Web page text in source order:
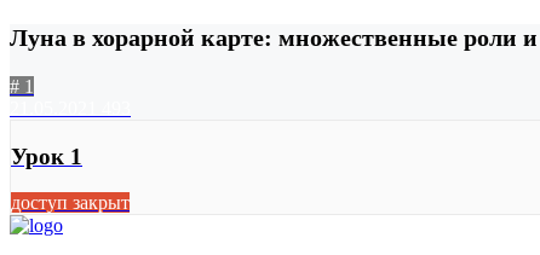
Луна в хорарной карте: множественные роли
# 1
Урок 1
доступ закрыт